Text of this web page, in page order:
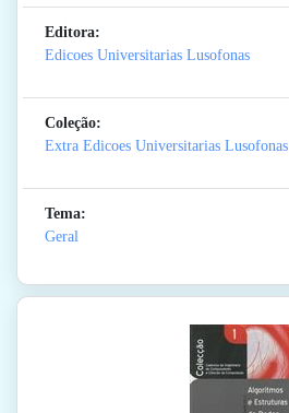
Editora:
Edicoes Universitarias Lusofonas
Coleção:
Extra Edicoes Universitarias Lusofonas
Tema:
Geral